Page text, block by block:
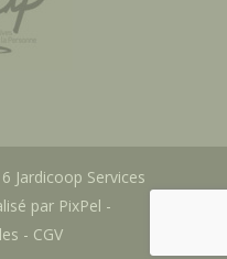
Jardicoop Services
par PixPel -
- CGV